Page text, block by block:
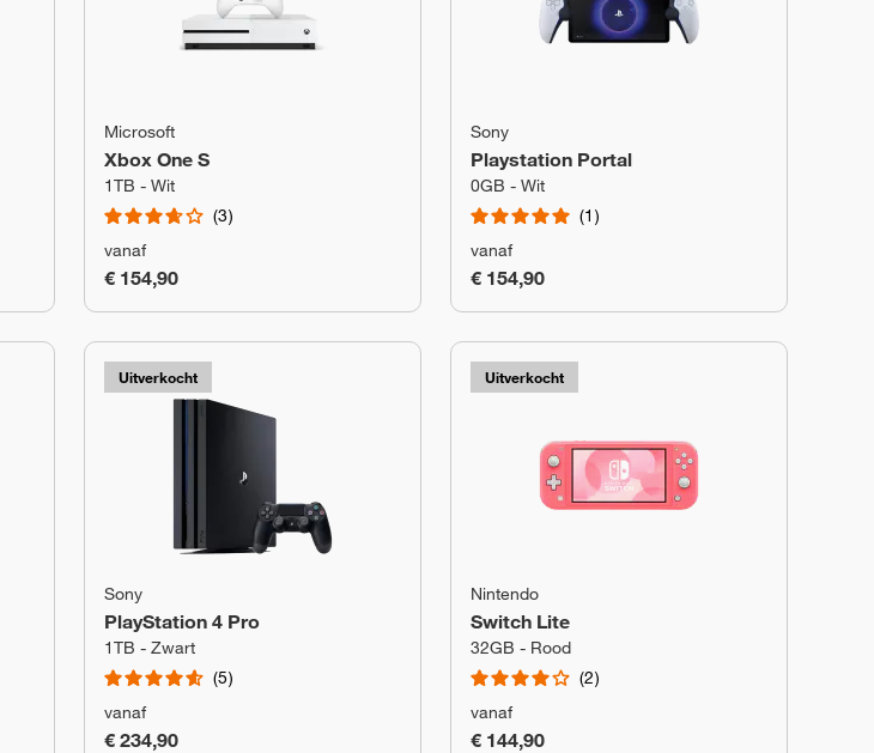
Microsoft
Xbox One S
1TB - Wit
3
vanaf
€ 154,90
Sony
Playstation Portal
0GB - Wit
1
vanaf
€ 154,90
Uitverkocht
Sony
PlayStation 4 Pro
1TB - Zwart
5
vanaf
€ 234,90
Uitverkocht
Nintendo
Switch Lite
32GB - Rood
2
vanaf
€ 144,90